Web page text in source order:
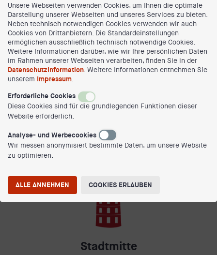
Unsere Webseiten verwenden Cookies, um Ihnen die optimale
Darstellung unserer Webseiten und unseres Services zu bieten.
Neben technisch notwendigen Cookies verwenden wir auch
Cookies von Drittanbietern. Die Standardeinstellungen
ermöglichen ausschließlich technisch notwendige Cookies.
Weitere Informationen darüber, wie wir Ihre persönlichen Daten
im Rahmen unserer Webseiten verarbeiten, finden Sie in der
Datenschutzinformation. Weitere Informationen entnehmen Sie
unserem Impressum.
Erforderliche Cookies
Diese Cookies sind für die grundlegenden Funktionen dieser
Website erforderlich.
Analyse- und Werbecookies
Wir messen anonymisiert bestimmte Daten, um unsere Website
zu optimieren.
ALLE ANNEHMEN COOKIES ERLAUBEN
Ritzebüttel
Stadtmitte